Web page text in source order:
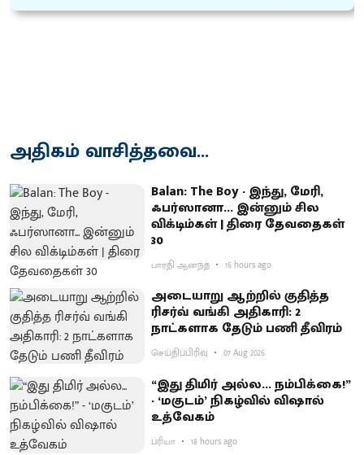
அதிகம் வாசித்தவை...
Balan: The Boy - இந்து, மேரி,
ஃபர்ஸானா... இன்னும் சில
விக்டிம்கள் | திரை தேவதைகள்
30
பாரதி ஆனந்த் 16 hours ago
அடையாறு ஆற்றில் குதித்த
ரிசர்வ் வங்கி அதிகாரி: 2
நாட்களாக தேடும் பணி தீவிரம்
செய்திப்பிரிவு 07 Aug 2026
“இது திமிர் அல்ல... நம்பிக்கை!”
- ‘மகுடம்’ நிகழ்வில் விஷால்
உத்வேகம்
ப்ரியா 18 hours ago